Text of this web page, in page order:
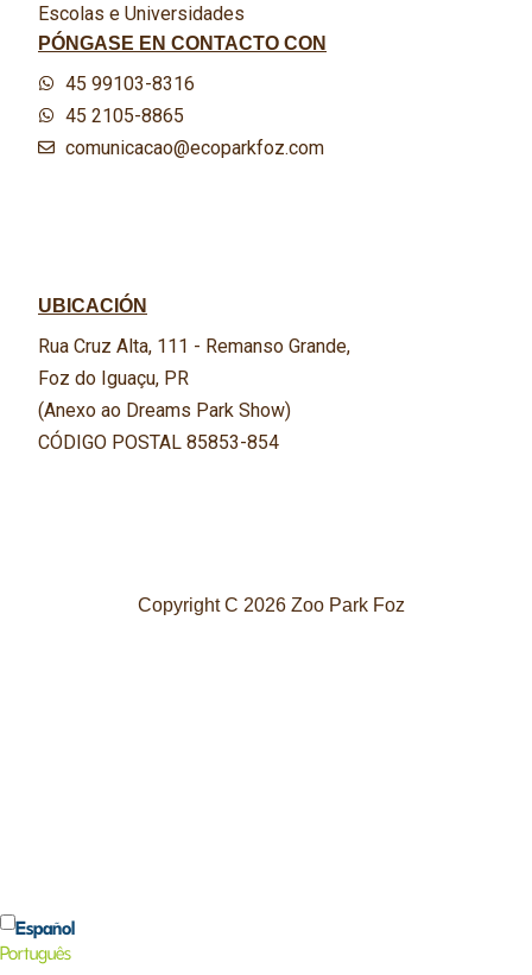
Escolas e Universidades
PÓNGASE EN CONTACTO CON
45 99103-8316
45 2105-8865
comunicacao@ecoparkfoz.com
UBICACIÓN
Rua Cruz Alta, 111 - Remanso Grande,
Foz do Iguaçu, PR
(Anexo ao Dreams Park Show)
CÓDIGO POSTAL 85853-854
Copyright C 2026 Zoo Park Foz
Español
Português